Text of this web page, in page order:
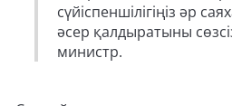
сүйіспеншілігіңіз әр
әсер қалдыратыны
министр.